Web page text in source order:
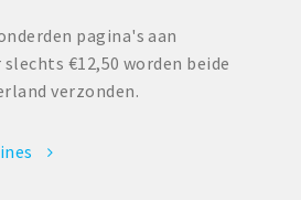
pagina's aan
€12,50 worden beide
verzonden.